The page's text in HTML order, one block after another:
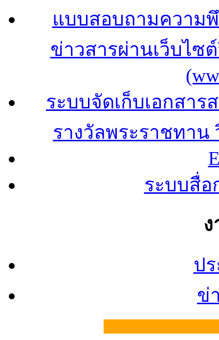
แบบสอบถามความ
ข่าวสารผ่านเว็บไซ
ระบบจัดเก็บเอกสา
รางวัลพระราชทา
ระบบสื่อ
ป
ข่